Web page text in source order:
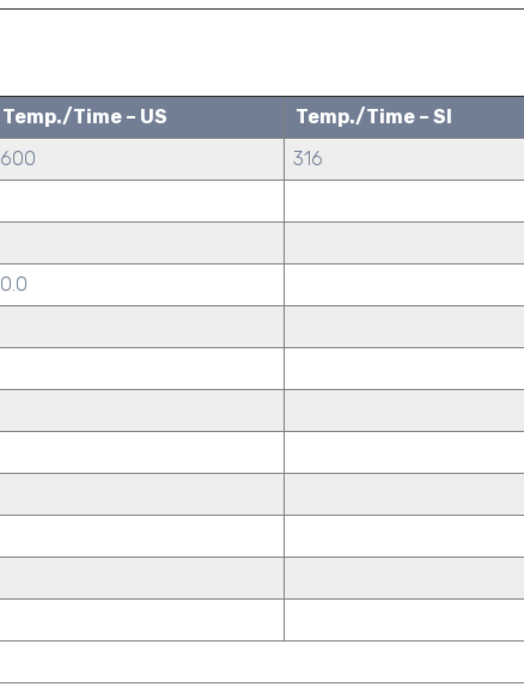
Temp./Time – US
Temp./Time – SI
600
316
0.0